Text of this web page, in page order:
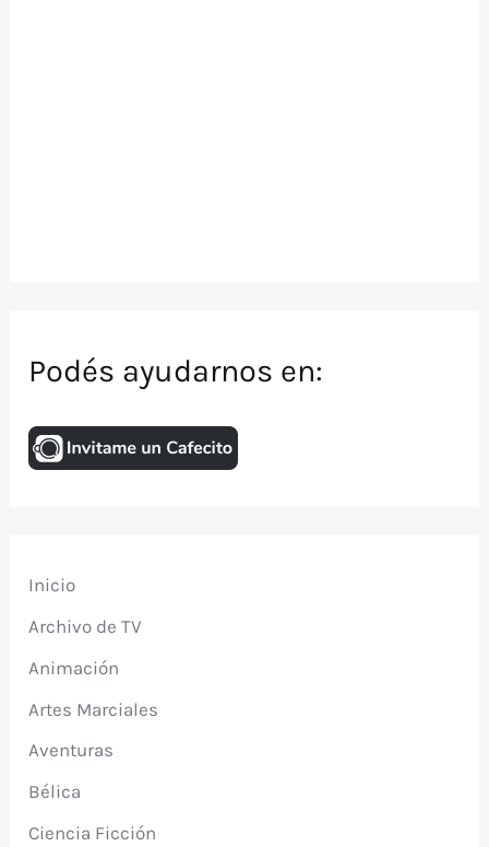
Podés ayudarnos en:
Inicio
Archivo de TV
Animación
Artes Marciales
Aventuras
Bélica
Ciencia Ficción